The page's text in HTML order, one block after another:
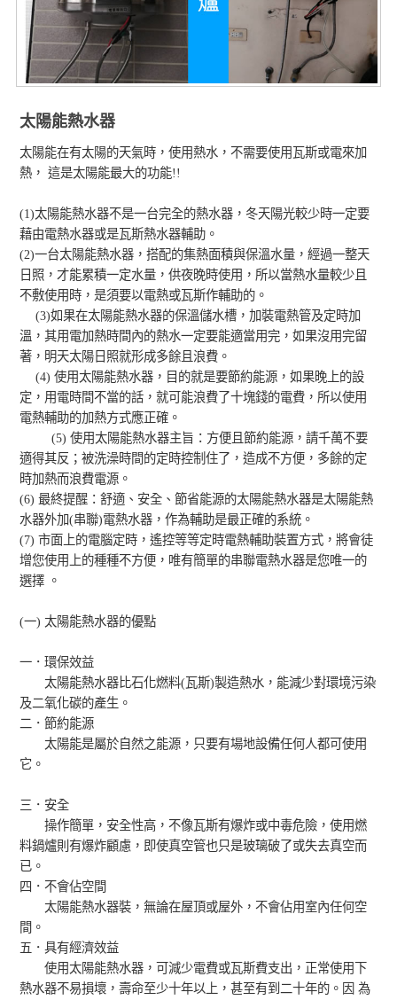
太陽能熱水器
太陽能在有太陽的天氣時，使用熱水，不需要使用瓦斯或電來加
熱， 這是太陽能最大的功能!!
(1)太陽能熱水器不是一台完全的熱水器，冬天陽光較少時一定要
藉由電熱水器或是瓦斯熱水器輔助。
(2)一台太陽能熱水器，搭配的集熱面積與保溫水量，經過一整天
日照，才能累積一定水量，供夜晚時使用，所以當熱水量較少且
不敷使用時，是須要以電熱或瓦斯作輔助的。
(3)如果在太陽能熱水器的保溫儲水槽，加裝電熱管及定時加
溫，其用電加熱時間內的熱水一定要能適當用完，如果沒用完留
著，明天太陽日照就形成多餘且浪費。
(4) 使用太陽能熱水器，目的就是要節約能源，如果晚上的設
定，用電時間不當的話，就可能浪費了十塊錢的電費，所以使用
電熱輔助的加熱方式應正確。
(5) 使用太陽能熱水器主旨：方便且節約能源，請千萬不要
適得其反；被洗澡時間的定時控制住了，造成不方便，多餘的定
時加熱而浪費電源。
(6) 最終提醒：舒適、安全、節省能源的太陽能熱水器是太陽能熱
水器外加(串聯)電熱水器，作為輔助是最正確的系統。
(7) 市面上的電腦定時，遙控等等定時電熱輔助裝置方式，將會徒
增您使用上的種種不方便，唯有簡單的串聯電熱水器是您唯一的
選擇 。
(一) 太陽能熱水器的優點
一．環保效益
太陽能熱水器比石化燃料(瓦斯)製造熱水，能減少對環境污染
及二氧化碳的產生。
二．節約能源
太陽能是屬於自然之能源，只要有場地設備任何人都可使用
它。
三．安全
操作簡單，安全性高，不像瓦斯有爆炸或中毒危險，使用燃
料鍋爐則有爆炸顧慮，即使真空管也只是玻璃破了或失去真空而
已。
四．不會佔空間
太陽能熱水器裝，無論在屋頂或屋外，不會佔用室內任何空
間。
五．具有經濟效益
使用太陽能熱水器，可減少電費或瓦斯費支出，正常使用下
熱水器不易損壞，壽命至少十年以上，甚至有到二十年的。因 為